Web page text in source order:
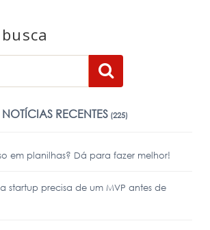
NOTÍCIAS RECENTES(225)
em planilhas? Dá para fazer melhor!
startup precisa de um MVP antes de